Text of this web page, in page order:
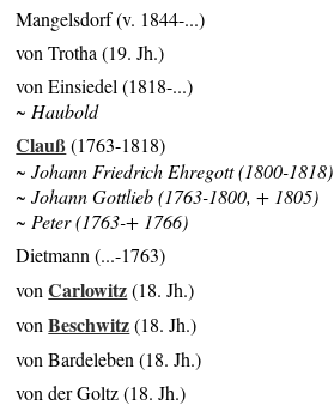
Mangelsdorf (v. 1844-...)
von Trotha (19. Jh.)
von Einsiedel (1818-...)
~ Haubold
Clauß(1763-1818)
~ Johann Friedrich Ehregott (1800-1818)
~ Johann Gottlieb (1763-1800, + 1805)
~ Peter (1763-+ 1766)
Dietmann (...-1763)
vonCarlowitz(18. Jh.)
vonBeschwitz(18. Jh.)
von Bardeleben (18. Jh.)
von der Goltz (18. Jh.)